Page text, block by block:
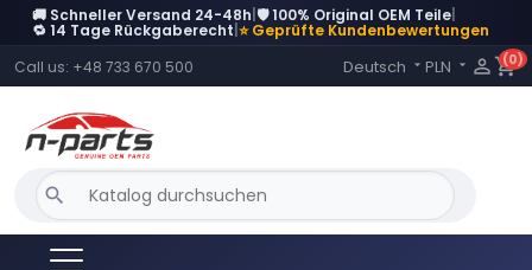
🚚 Schneller Versand 24-48h 🛡️ 100% Original OEM Teile
🔁 14 Tage Rückgaberecht ⭐ Geprüfte Kundenbewertungen
Call us: +48 733 670 500 Language:
Deutsch  PLN   shopping_cart
(0)
search